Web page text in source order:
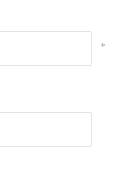
*